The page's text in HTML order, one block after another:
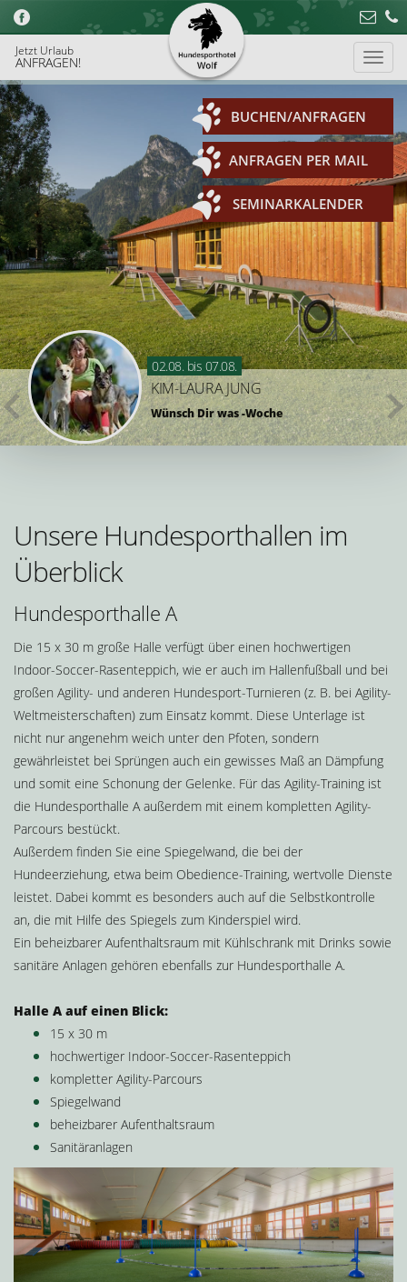
02.08. bis 07.08.
KIM-LAURA JUNG
Wünsch Dir was -Woche
Unsere Hundesporthallen im
Überblick
Hundesporthalle A
Die 15 x 30 m große Halle verfügt über einen hochwertigen
Indoor-Soccer-Rasenteppich, wie er auch im Hallenfußball und bei
großen Agility- und anderen Hundesport-Turnieren (z. B. bei Agility-
Weltmeisterschaften) zum Einsatz kommt. Diese Unterlage ist
nicht nur angenehm weich unter den Pfoten, sondern
gewährleistet bei Sprüngen auch ein gewisses Maß an Dämpfung
und somit eine Schonung der Gelenke. Für das Agility-Training ist
die Hundesporthalle A außerdem mit einem kompletten Agility-
Parcours bestückt.
Außerdem finden Sie eine Spiegelwand, die bei der
Hundeerziehung, etwa beim Obedience-Training, wertvolle Dienste
leistet. Dabei kommt es besonders auch auf die Selbstkontrolle
an, die mit Hilfe des Spiegels zum Kinderspiel wird.
Ein beheizbarer Aufenthaltsraum mit Kühlschrank mit Drinks sowie
sanitäre Anlagen gehören ebenfalls zur Hundesporthalle A.
Halle A auf einen Blick:
15 x 30 m
hochwertiger Indoor-Soccer-Rasenteppich
kompletter Agility-Parcours
Spiegelwand
beheizbarer Aufenthaltsraum
Sanitäranlagen
Jetzt Urlaub
ANFRAGEN!
BUCHEN/ANFRAGEN
ANFRAGEN PER MAIL
SEMINARKALENDER